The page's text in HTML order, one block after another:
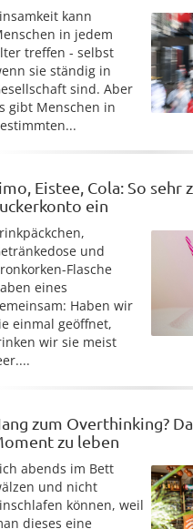
kann
in jedem
treffen - selbst
sie ständig in
sind. Aber
gibt Menschen in
Eistee, Cola: So sehr
ein
und
Flasche
eines
Haben wir
einmal geöffnet,
wir sie meist
zum Overthinking?
zu leben
abends im Bett
und nicht
können, weil
dieses eine